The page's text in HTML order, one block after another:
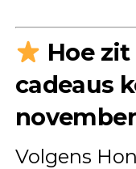
Hoe
cadeaus
Volgens